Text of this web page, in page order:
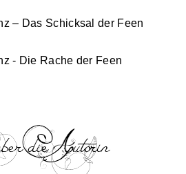
– Das Schicksal der Feen
- Die Rache der Feen